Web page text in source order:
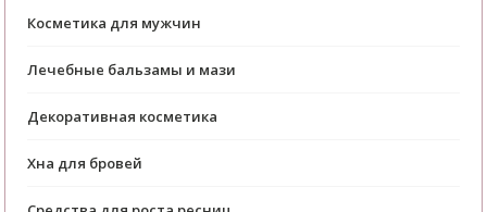
Косметика для мужчин
Лечебные бальзамы и мази
Декоративная косметика
Хна для бровей